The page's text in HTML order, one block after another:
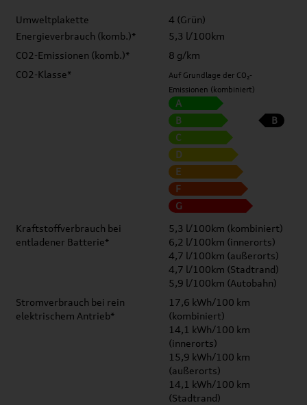
Umweltplakette
4 (Grün)
Energieverbrauch (komb.)*
5,3 l/100km
CO2-Emissionen (komb.)*
8 g/km
CO2-Klasse*
Auf Grundlage der CO₂-
Emissionen (kombiniert)
A
B
C
D
E
F
G
B
Kraftstoffverbrauch bei
entladener Batterie*
5,3 l/100km (kombiniert)
6,2 l/100km (innerorts)
4,7 l/100km (außerorts)
4,7 l/100km (Stadtrand)
5,9 l/100km (Autobahn)
Stromverbrauch bei rein
elektrischem Antrieb*
17,6 kWh/100 km
(kombiniert)
14,1 kWh/100 km
(innerorts)
15,9 kWh/100 km
(außerorts)
14,1 kWh/100 km
(Stadtrand)